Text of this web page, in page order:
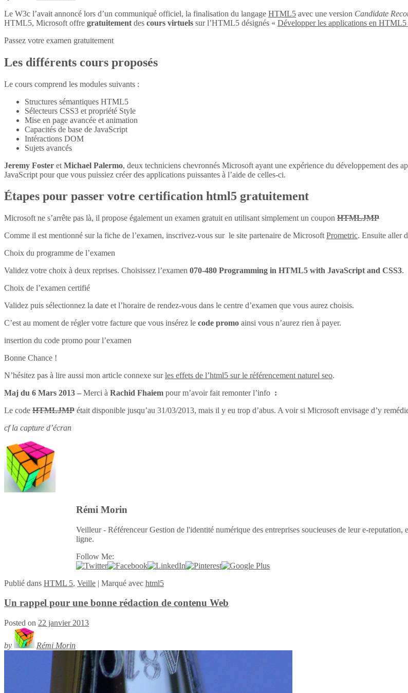
Le W3c l’avait annoncé lors d’un communiqué officiel, la finalisation du langage HTML5 avec une version Candidate
HTML5, Microsoft offre gratuitement des cours virtuels sur l’HTML5 désignés « Développer les applications en HTML5
Passez votre examen gratuitement
Les différents cours proposés
Le cours comprend les modules suivants :
Structures sémantiques HTML5
Sélecteurs CSS3 et propriété Style
Mise en page avancée et animation
Capacités de base de JavaScript
Intéractions DOM
Sujets avancés
Jeremy Foster et Michael Palermo, deux techniciens chevronnés Microsoft ayant une expérience du développement
JavaScript pour que vous puissiez créer des applications puissantes à l’aide de celles-ci.
Étapes pour passer votre certification html5 gratuitement
Microsoft ne s’arrête pas là, il propose également un examen gratuit en utilisant simplement un coupon HTMLJMP
Comme il est mentionné sur la fiche de l’examen, inscrivez-vous sur le site partenaire de Microsoft Prometric. Ensuite aller
Choix du programme de l’examen
Validez votre choix à deux reprises. Choisissez l’examen 070-480 Programming in HTML5 with JavaScript and CSS3.
Choix de l’examen certifié
Validez puis sélectionnez la date et l’horaire de rendez-vous dans le centre d’examen que vous aurez choisis.
C’est au moment de régler votre facture que vous insérez le code promo ainsi vous n’aurez rien à payer.
insertion du code promo pour l’examen
Bonne Chance !
N’hésitez pas à lire aussi mon article connexe surles effets de l’html5 sur le référencement naturel seo.
Maj du 6 Mars 2013 – Merci à Rachid Fhaiem pour m’avoir fait remonter l’info :
Le code HTMLJMP était disponible jusqu’au 31/03/2013, mais il y eu trop d’abus. A voir si Microsoft envisage d’y
cf la capture d’écran
Rémi Morin
Veilleur - Référenceur Gestion de l'identité numérique des entreprises soucieuses de leur e-
ligne.
Follow Me:
Publié dans HTML 5, Veille | Marqué avec html5
Un rappel pour une bonne rédaction de contenu Web
Posted on 22 janvier 2013
by Rémi Morin